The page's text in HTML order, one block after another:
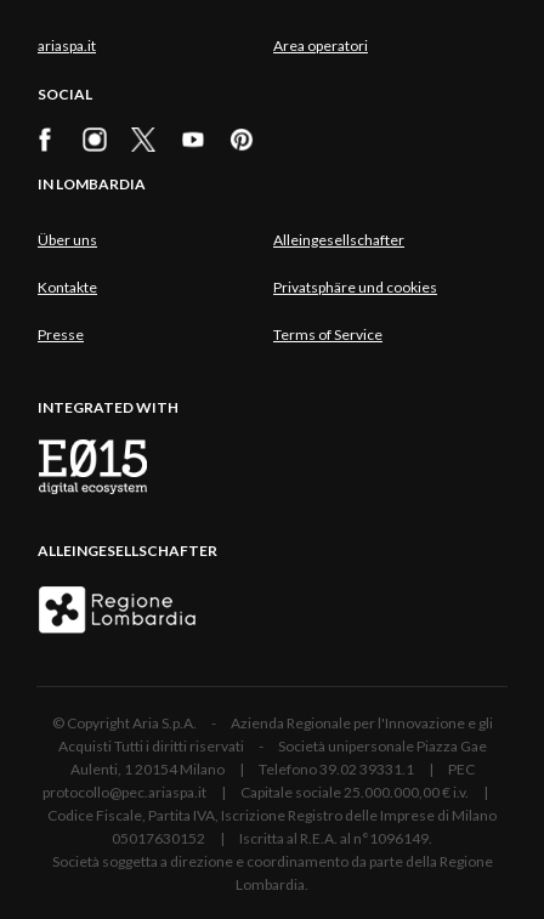
ariaspa.it Area operatori
SOCIAL
IN LOMBARDIA
Über uns Alleingesellschafter
Kontakte Privatsphäre und cookies
Presse Terms of Service
INTEGRATED WITH
ALLEINGESELLSCHAFTER
© Copyright Aria S.p.A. - Azienda Regionale per l'Innovazione e gli
Acquisti Tutti i diritti riservati - Società unipersonale Piazza Gae
Aulenti, 1 20154 Milano | Telefono 39.02 39331.1 | PEC
protocollo@pec.ariaspa.it | Capitale sociale 25.000.000,00 € i.v. |
Codice Fiscale, Partita IVA, Iscrizione Registro delle Imprese di Milano
05017630152 | Iscritta al R.E.A. al n°1096149.
Società soggetta a direzione e coordinamento da parte della Regione
Lombardia.